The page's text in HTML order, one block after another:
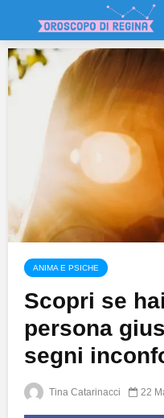
ANIMA E PSICHE
Scopri se
persona
segni
Tina Catarinacci 22